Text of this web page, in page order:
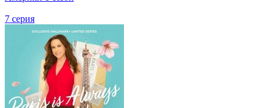
7 серия